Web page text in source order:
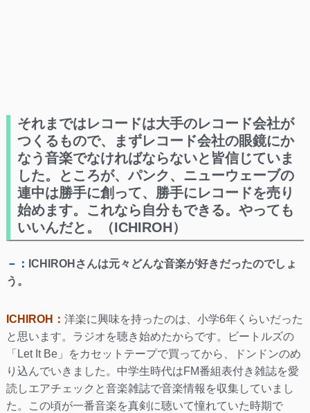
それまではレコードは大手のレコード会社が
つくるもので、まずレコード会社の眼鏡にか
なう音楽でなければならないと皆信じていま
した。ところが、パンク、ニューウェーブの
連中は勝手に創って、勝手にレコードを売り
始めます。これなら自分もできる。やっても
いいんだと。（ICHIROH）
－： ICHIROHさんは元々どんな音楽が好きだったのでしょ
う。
ICHIROH： 洋楽に興味を持ったのは、小学6年くらいだった
と思います。ラジオを聴き始めたからです。ビートルズの
「Let It Be」をカセットテープで買ってから、ドンドンのめ
り込んでいきました。中学生時代はFM番組表付き雑誌を愛
読しエアチェックと音楽雑誌で音楽情報を収集していまし
た。この頃が一番音楽を真剣に聴いて憧れていた時期で